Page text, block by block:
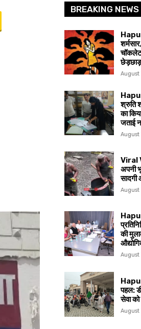
BREAKING NEWS
छेड़छाड़
August
श्रुति
का
जताई
August
Viral
अपनी
August
की
August
पहल:
सेवा को
August